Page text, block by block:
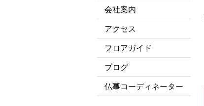
会社案内
アクセス
フロアガイド
ブログ
仏事コーディネーター